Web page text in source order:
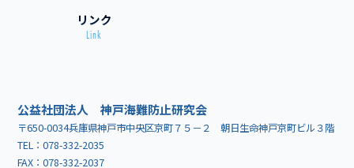
リンク
Link
公益社団法人 神戸海難防止研究会
〒650-0034兵庫県神戸市中央区京町７５－２ 朝日生命神戸京町ビル３階
TEL：078-332-2035
FAX：078-332-2037